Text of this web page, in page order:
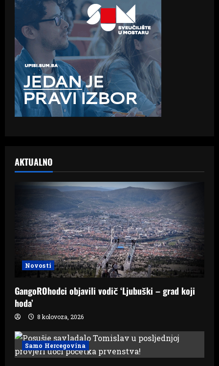
AKTUALNO
Novosti
GangoROhodci objavili vodič ‘Ljubuški – grad koji
hoda’
8 kolovoza, 2026
Samo Hercegovina